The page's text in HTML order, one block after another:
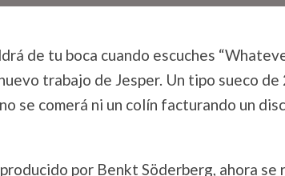
de tu boca cuando escuches
trabajo de Jesper. Un tipo sueco de
se comerá ni un colín facturando un
por Benkt Söderberg, ahora se